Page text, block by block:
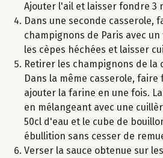
Ajouter l'ail et laisser fondre 3
Dans une seconde casserole,
champignons de Paris avec
les cèpes héchées et laisser
Retirer les champignons de la
Dans la même casserole,
ajouter la farine en une fois.
en mélangeant avec une
50cl d'eau et le cube de
ébullition sans cesser de
Verser la sauce obtenue sur